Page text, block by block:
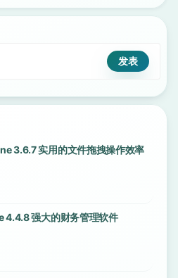
3.6.7 实用的文件拖拽操作效率
4.4.8 强大的财务管理软件